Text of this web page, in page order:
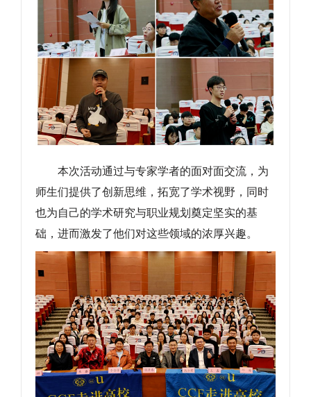
本次活动通过与专家学者的面对面交流，为
师生们提供了创新思维，拓宽了学术视野，同时
也为自己的学术研究与职业规划奠定坚实的基
础，进而激发了他们对这些领域的浓厚兴趣。